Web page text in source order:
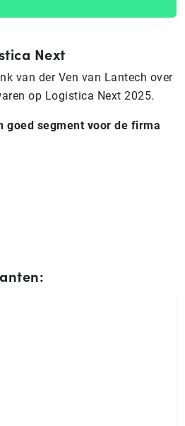
Next
van der Ven van Lantech over
op Logistica Next 2025.
goed segment voor de firma